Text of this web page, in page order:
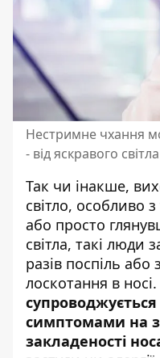
Нестримне чхання
- від яскравого
Так чи інакше,
світло, особливо
або просто
світла, такі люди
разів поспіль
лоскотання в
симптомами на
закладеності